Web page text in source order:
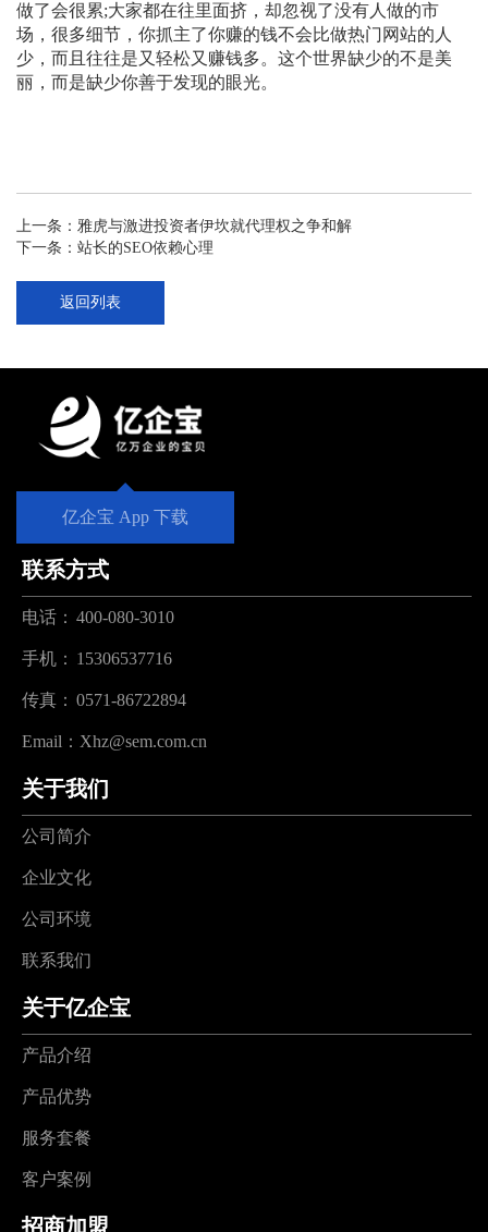
做了会很累;大家都在往里面挤，却忽视了没有人做的市
场，很多细节，你抓主了你赚的钱不会比做热门网站的人
少，而且往往是又轻松又赚钱多。这个世界缺少的不是美
丽，而是缺少你善于发现的眼光。
上一条： 雅虎与激进投资者伊坎就代理权之争和解
下一条： 站长的SEO依赖心理
返回列表
亿企宝 App 下载
联系方式
电话： 400-080-3010
手机： 15306537716
传真： 0571-86722894
Email： Xhz@sem.com.cn
关于我们
公司简介
企业文化
公司环境
联系我们
关于亿企宝
产品介绍
产品优势
服务套餐
客户案例
招商加盟